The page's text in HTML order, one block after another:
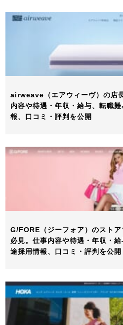
airweave（エアウィーヴ）の店
内容や待遇・年収・給与、転職
報、口コミ・評判を公開
G/FORE（ジーフォア）のスト
必見。仕事内容や待遇・年収・
途採用情報、口コミ・評判を公開